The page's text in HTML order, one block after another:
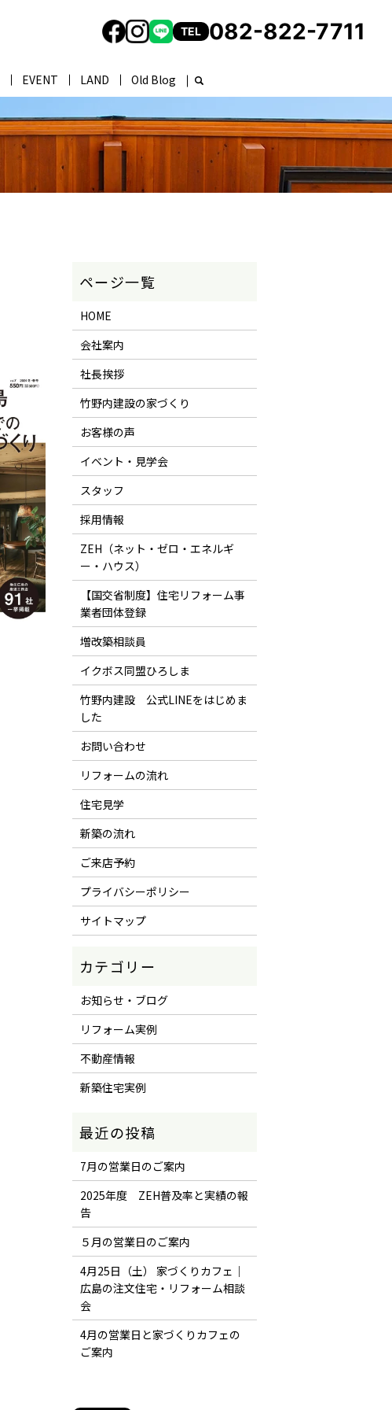
EVENT LAND Old Blog
TEL 082-822-7711
HOME
会社案内
社長挨拶
竹野内建設の家づくり
お客様の声
イベント・見学会
スタッフ
採用情報
ZEH（ネット・ゼロ・エネルギ
ー・ハウス）
【国交省制度】住宅リフォーム事
業者団体登録
増改築相談員
イクボス同盟ひろしま
竹野内建設 公式LINEをはじめま
した
お問い合わせ
リフォームの流れ
住宅見学
新築の流れ
ご来店予約
プライバシーポリシー
サイトマップ
お知らせ・ブログ
リフォーム実例
不動産情報
新築住宅実例
7月の営業日のご案内
2025年度 ZEH普及率と実績の報
告
５月の営業日のご案内
4月25日（土） 家づくりカフェ｜
広島の注文住宅・リフォーム相談
会
4月の営業日と家づくりカフェの
ご案内